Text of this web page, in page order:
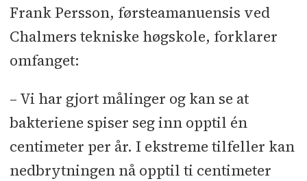
Frank Persson, førsteamanuensis ved
Chalmers tekniske høgskole, forklarer
omfanget:
– Vi har gjort målinger og kan se at
bakteriene spiser seg inn opptil én
centimeter per år. I ekstreme tilfeller kan
nedbrytningen nå opptil ti centimeter